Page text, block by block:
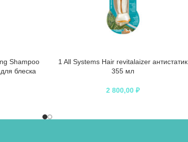
Shampoo
блеска
1 All Systems Hair revitalaizer антистатик
355 мл
2 800,00 ₽